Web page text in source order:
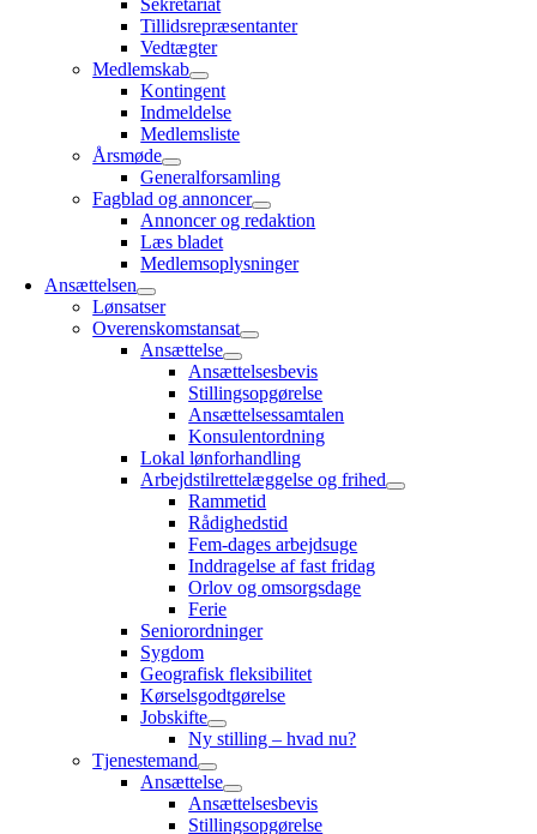
Sekretariat
Tillidsrepræsentanter
Vedtægter
Medlemskab
Kontingent
Indmeldelse
Medlemsliste
Årsmøde
Generalforsamling
Fagblad og annoncer
Annoncer og redaktion
Læs bladet
Medlemsoplysninger
Ansættelsen
Lønsatser
Overenskomstansat
Ansættelse
Ansættelsesbevis
Stillingsopgørelse
Ansættelsessamtalen
Konsulentordning
Lokal lønforhandling
Arbejdstilrettelæggelse og frihed
Rammetid
Rådighedstid
Fem-dages arbejdsuge
Inddragelse af fast fridag
Orlov og omsorgsdage
Ferie
Seniorordninger
Sygdom
Geografisk fleksibilitet
Kørselsgodtgørelse
Jobskifte
Ny stilling – hvad nu?
Tjenestemand
Ansættelse
Ansættelsesbevis
Stillingsopgørelse